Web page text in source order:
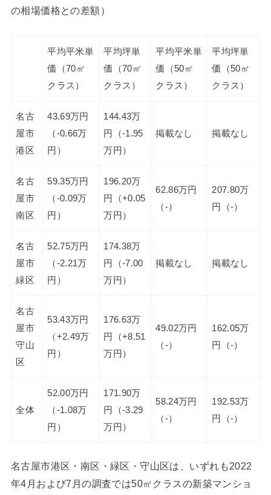
の相場価格との差額）
平均平米単
価（70㎡
クラス）
平均坪単
価（70㎡
クラス）
平均平米単
価（50㎡
クラス）
平均坪単
価（50㎡
クラス）
名古
屋市
港区
43.69万円
（-0.66万
円）
144.43万
円（-1.95
万円）
掲載なし 掲載なし
名古
屋市
南区
59.35万円
（-0.09万
円）
196.20万
円（+0.05
万円）
62.86万円
（-）
207.80万
円（-）
名古
屋市
緑区
52.75万円
（-2.21万
円）
174.38万
円（-7.00
万円）
掲載なし 掲載なし
名古
屋市
守山
区
53.43万円
（+2.49万
円）
176.63万
円（+8.51
万円）
49.02万円
（-）
162.05万
円（-）
全体
52.00万円
（-1.08万
円）
171.90万
円（-3.29
万円）
58.24万円
（-）
192.53万
円（-）
名古屋市港区・南区・緑区・守山区は、いずれも2022
年4月および7月の調査では50㎡クラスの新築マンショ